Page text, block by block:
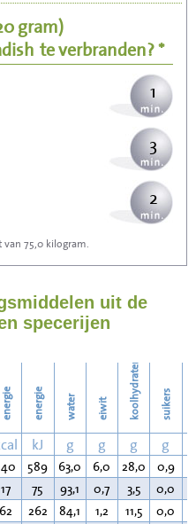
gram)
te verbranden? *
3
1
3
2
6
75,0 kilogram.
uit de
specerijen
energie energie water eiwit koolhydraten suikers
kJ g g g g
589 63,0 6,0 28,0 0,9
17 75 93,1 0,7 3,5 0,0
62 262 84,1 1,2 11,5 0,0